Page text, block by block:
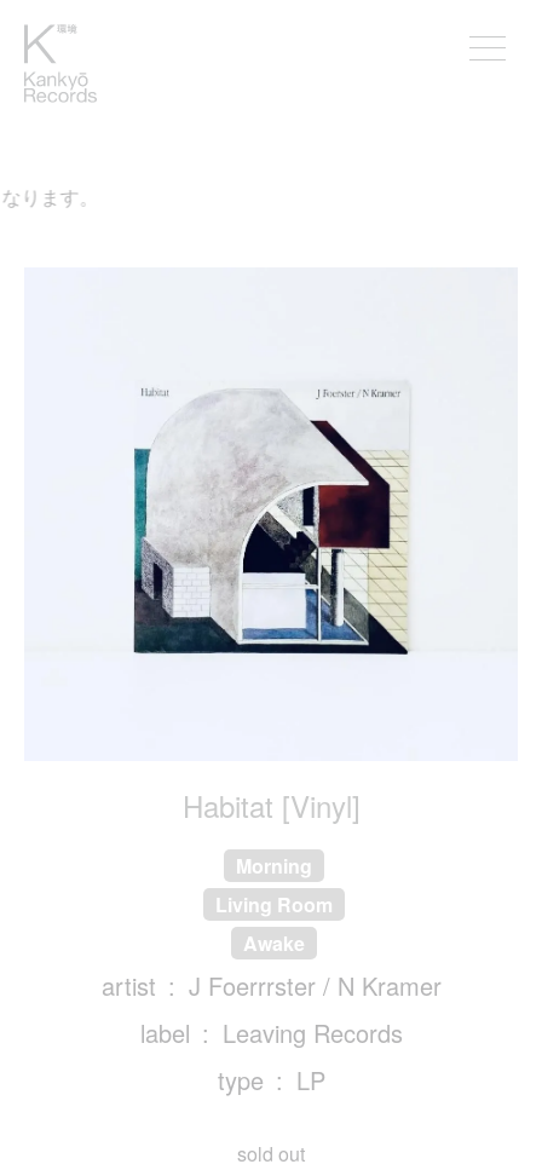
ます。
Habitat [Vinyl]
Morning
Living Room
Awake
artist
J Foerrrster / N Kramer
label
Leaving Records
type
LP
sold out